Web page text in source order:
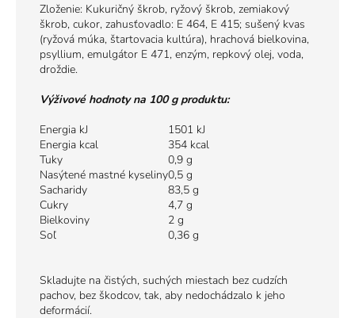
Zloženie: Kukuričný škrob, ryžový škrob, zemiakový
škrob, cukor, zahusťovadlo: E 464, E 415; sušený kvas
(ryžová múka, štartovacia kultúra), hrachová bielkovina,
psyllium, emulgátor E 471, enzým, repkový olej, voda,
droždie.
Výživové hodnoty na 100 g produktu:
Energia kJ
1501 kJ
Energia kcal
354 kcal
Tuky
0,9 g
Nasýtené mastné kyseliny0,5 g
Sacharidy
83,5 g
Cukry
4,7 g
Bielkoviny
2 g
Soľ
0,36 g
Skladujte na čistých, suchých miestach bez cudzích
pachov, bez škodcov, tak, aby nedochádzalo k jeho
deformácií.